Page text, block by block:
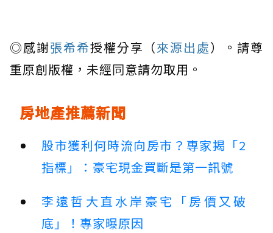
◎感謝張希希授權分享（來源出處）。請尊
重原創版權，未經同意請勿取用。
房地產推薦新聞
股市獲利何時流向房市？專家揭「2
指標」：豪宅現金買斷是第一訊號
李遠哲大直水岸豪宅「房價又破
底」！專家曝原因